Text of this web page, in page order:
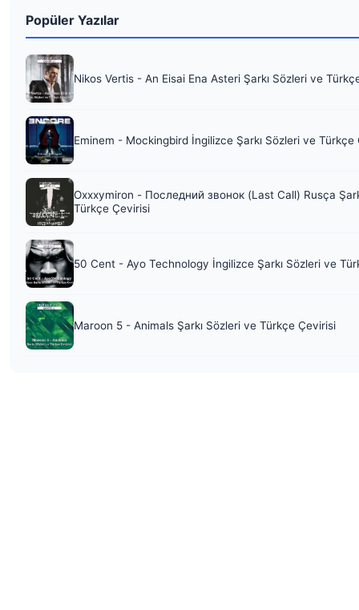
Popüler Yazılar
Nikos Vertis - An Eisai Ena Asteri Şarkı Sözleri ve
Eminem - Mockingbird İngilizce Şarkı Sözleri ve Türkçe
Oxxxymiron - Последний звонок (Last Call) Rusça
Türkçe Çevirisi
50 Cent - Ayo Technology İngilizce Şarkı Sözleri ve
Maroon 5 - Animals Şarkı Sözleri ve Türkçe Çevirisi